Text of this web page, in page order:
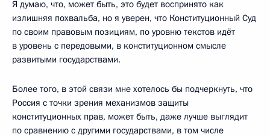
Я думаю, что, может быть, это будет воспринято как
излишняя похвальба, но я уверен, что Конституционный Суд
по своим правовым позициям, по уровню текстов идёт
в уровень с передовыми, в конституционном смысле
развитыми государствами.
Более того, в этой связи мне хотелось бы подчеркнуть, что
Россия с точки зрения механизмов защиты
конституционных прав, может быть, даже лучше выглядит
по сравнению с другими государствами, в том числе